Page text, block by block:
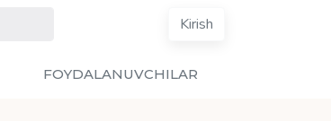
Kirish
FOYDALANUVCHILAR